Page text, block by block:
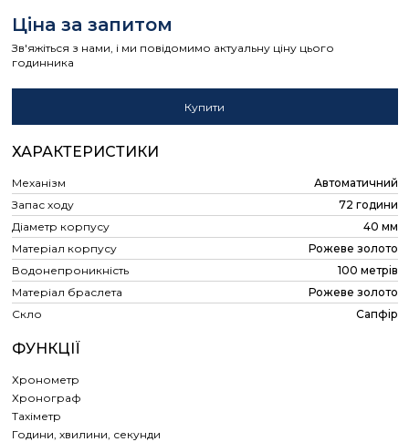
Ціна за запитом
Зв'яжіться з нами, і ми повідомимо актуальну ціну цього
годинника
Купити
ХАРАКТЕРИСТИКИ
Механізм
Автоматичний
Запас ходу
72 години
Діаметр корпусу
40 мм
Матеріал корпусу
Рожеве золото
Водонепроникність
100 метрів
Матеріал браслета
Рожеве золото
Скло
Сапфір
ФУНКЦІЇ
Хронометр
Хронограф
Тахіметр
Години, хвилини, секунди